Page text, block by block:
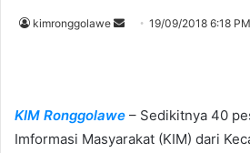
kimronggolawe
n
19/09/2018 6:18 PM
KIM Ronggolawe – Sedikitnya 40
Imformasi Masyarakat (KIM) dari